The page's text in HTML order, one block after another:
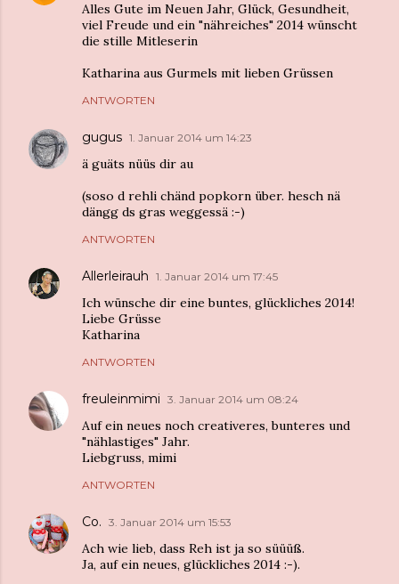
Alles Gute im Neuen Jahr, Glück, Gesundheit,
viel Freude und ein "nähreiches" 2014 wünscht
die stille Mitleserin
Katharina aus Gurmels mit lieben Grüssen
ANTWORTEN
gugus 1. Januar 2014 um 14:23
ä guäts nüüs dir au
(soso d rehli chänd popkorn über. hesch nä
dängg ds gras weggessä :-)
ANTWORTEN
Allerleirauh 1. Januar 2014 um 17:45
Ich wünsche dir eine buntes, glückliches 2014!
Liebe Grüsse
Katharina
ANTWORTEN
freuleinmimi 3. Januar 2014 um 08:24
Auf ein neues noch creativeres, bunteres und
"nählastiges" Jahr.
Liebgruss, mimi
ANTWORTEN
Co. 3. Januar 2014 um 15:53
Ach wie lieb, dass Reh ist ja so süüüß.
Ja, auf ein neues, glückliches 2014 :-).